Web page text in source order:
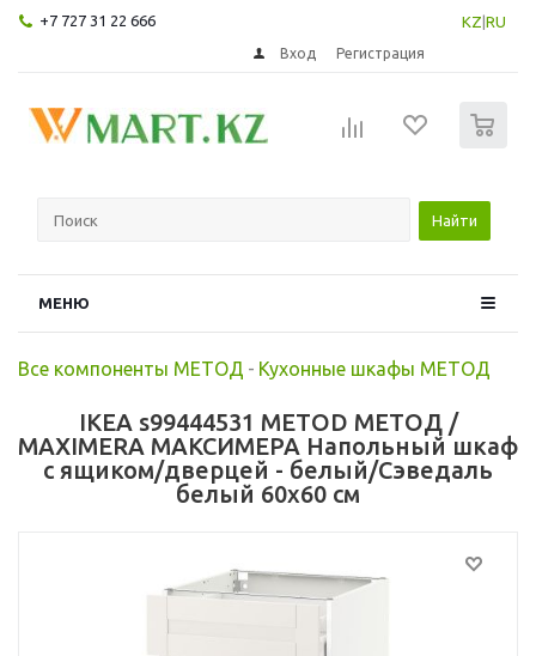
+7 727 31 22 666 KZ RU
Вход Регистрация
Найти
МЕНЮ
Все компоненты МЕТОД - Кухонные шкафы МЕТОД
IKEA s99444531 METOD МЕТОД /
MAXIMERA МАКСИМЕРА Напольный шкаф
с ящиком/дверцей - белый/Сэведаль
белый 60x60 см